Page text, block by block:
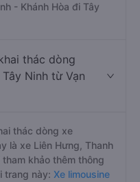
- Khánh Hòa đi Tây
thác dòng
Ninh từ Vạn
thác dòng xe
là xe Liên Hưng, Thanh
khảo thêm thông
trang này: Xe limousine